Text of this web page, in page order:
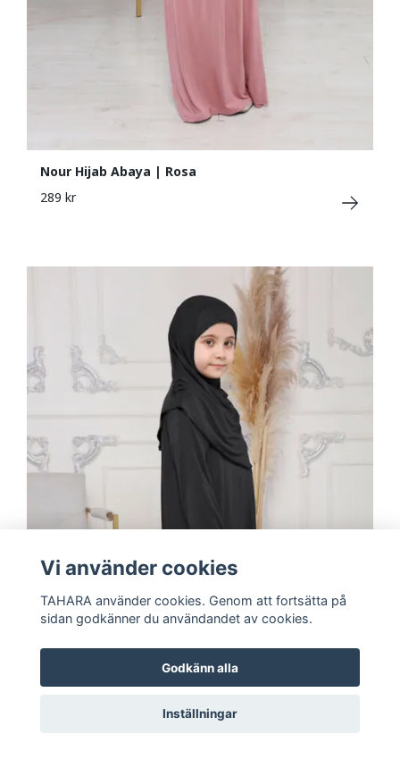
Nour Hijab Abaya | Rosa
289 kr
Vi använder cookies
TAHARA använder cookies. Genom att fortsätta på
sidan godkänner du användandet av cookies.
Godkänn alla
Inställningar